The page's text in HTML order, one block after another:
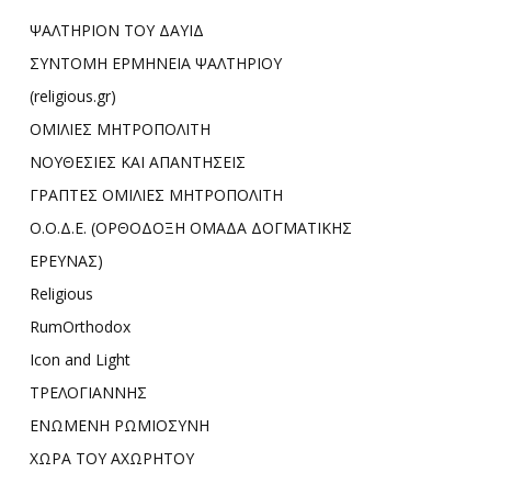
ΨΑΛΤΗΡΙΟΝ ΤΟΥ ΔΑΥΙΔ
ΣΥΝΤΟΜΗ ΕΡΜΗΝΕΙΑ ΨΑΛΤΗΡΙΟΥ
(religious.gr)
ΟΜΙΛΙΕΣ ΜΗΤΡΟΠΟΛΙΤΗ
ΝΟΥΘΕΣΙΕΣ ΚΑΙ ΑΠΑΝΤΗΣΕΙΣ
ΓΡΑΠΤΕΣ ΟΜΙΛΙΕΣ ΜΗΤΡΟΠΟΛΙΤΗ
Ο.Ο.Δ.Ε. (ΟΡΘΟΔΟΞΗ ΟΜΑΔΑ ΔΟΓΜΑΤΙΚΗΣ
ΕΡΕΥΝΑΣ)
Religious
RumOrthodox
Icon and Light
ΤΡΕΛΟΓΙΑΝΝΗΣ
ΕΝΩΜΕΝΗ ΡΩΜΙΟΣΥΝΗ
ΧΩΡΑ ΤΟΥ ΑΧΩΡΗΤΟΥ